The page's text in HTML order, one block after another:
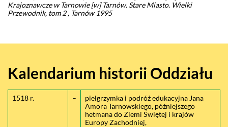
Krajoznawcze w Tarnowie [w] Tarnów. Stare Miasto. Wielki
Przewodnik, tom 2 , Tarnów 1995
Kalendarium historii Oddziału
1518 r. –
pielgrzymka i podróż edukacyjna Jana
Amora Tarnowskiego, późniejszego
hetmana do Ziemi Świętej i krajów
Europy Zachodniej,